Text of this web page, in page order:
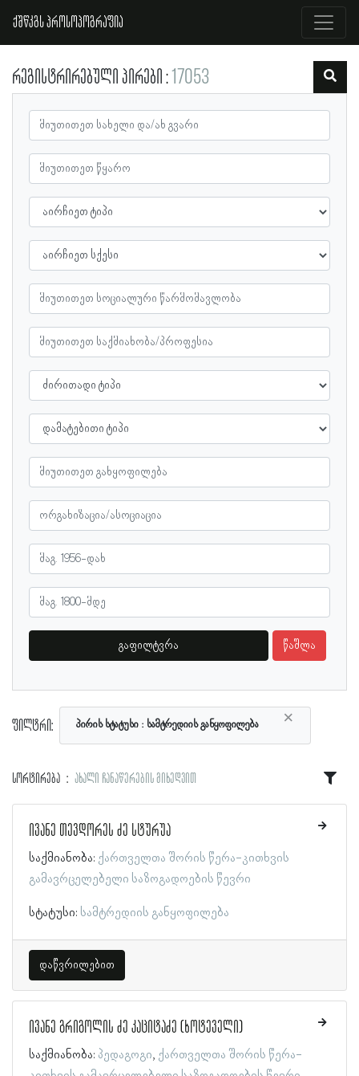
ქშწკგს პროსოპოგრაფია
რეგისტრირებული პირები 17053
გაფილტვრა წაშლა
ფილტრი: ×
პირის სტატუსი სამტრედიის განყოფილება
სორტირება ახალი ჩანაწერების მიხედვით
ივანე თევდორეს ძე სტურუა
საქმიანობა: ქართველთა შორის წერა-კითხვის
გამავრცელებელი საზოგადოების წევრი
სტატუსი: სამტრედიის განყოფილება
დაწვრილებით
ივანე გრიგოლის ძე კაციტაძე (ხოტეველი)
საქმიანობა: პედაგოგი ქართველთა შორის წერა-